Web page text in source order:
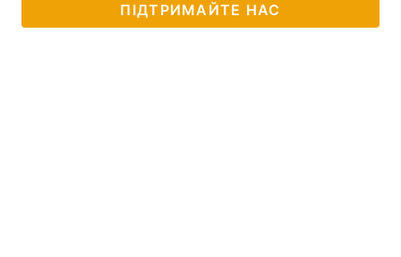
ПІДТРИМАЙТЕ НАС